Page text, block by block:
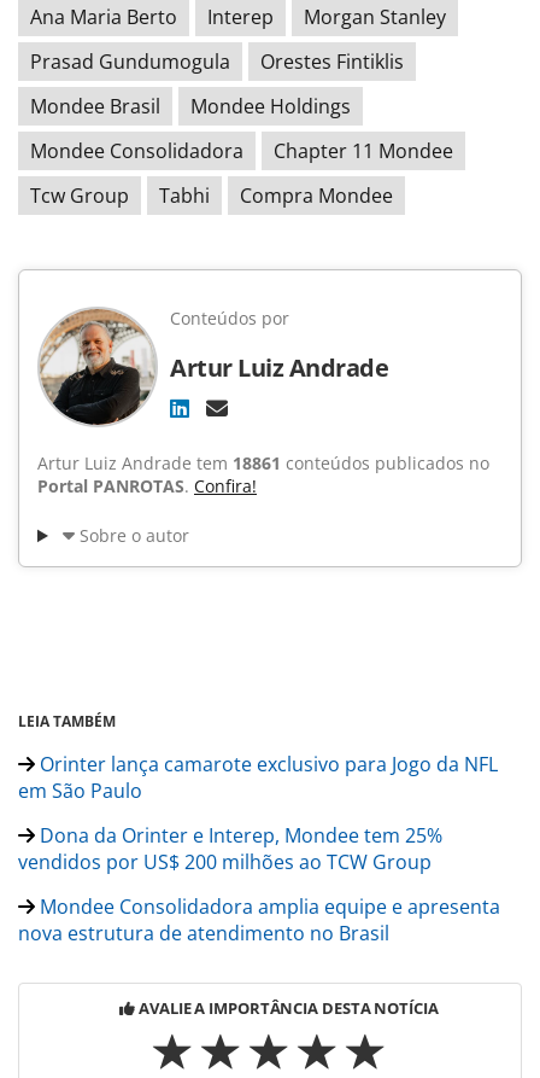
Ana Maria Berto Interep
Morgan Stanley
Prasad Gundumogula
Orestes Fintiklis
Mondee Brasil
Mondee Holdings
Mondee Consolidadora
Chapter 11 Mondee
Tcw Group
Tabhi Compra Mondee
Conteúdos por
Artur Luiz Andrade
Artur Luiz Andrade tem 18861 conteúdos publicados no
Portal PANROTAS. Confira!
Sobre o autor
LEIA TAMBÉM
Orinter lança camarote exclusivo para Jogo da NFL
em São Paulo
Dona da Orinter e Interep, Mondee tem 25%
vendidos por US$ 200 milhões ao TCW Group
Mondee Consolidadora amplia equipe e apresenta
nova estrutura de atendimento no Brasil
AVALIE A IMPORTÂNCIA DESTA NOTÍCIA